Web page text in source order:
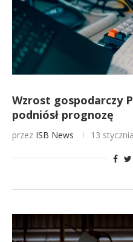
Wzrost gospodarczy
podniósł prognozę
przez ISB News 13